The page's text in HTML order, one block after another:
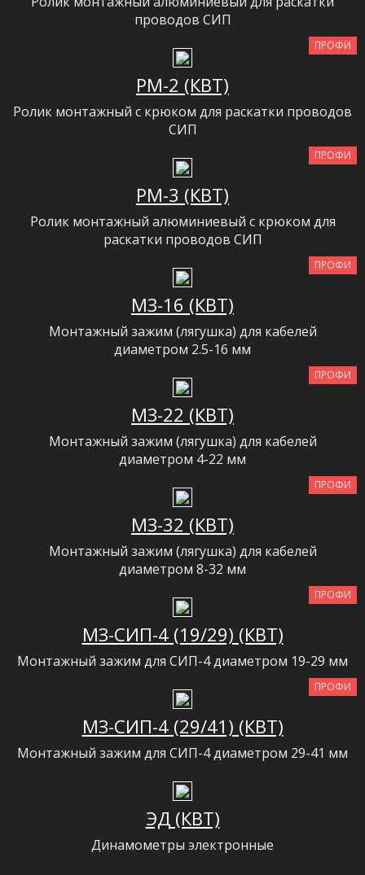
проводов СИП
ПРОФИ
РМ-2 (КВТ)
Ролик монтажный с крюком для раскатки проводов
СИП
ПРОФИ
РМ-3 (КВТ)
Ролик монтажный алюминиевый с крюком для
раскатки проводов СИП
ПРОФИ
МЗ-16 (КВТ)
Монтажный зажим (лягушка) для кабелей
диаметром 2.5-16 мм
ПРОФИ
МЗ-22 (КВТ)
Монтажный зажим (лягушка) для кабелей
диаметром 4-22 мм
ПРОФИ
МЗ-32 (КВТ)
Монтажный зажим (лягушка) для кабелей
диаметром 8-32 мм
ПРОФИ
МЗ-СИП-4 (19/29) (КВТ)
Монтажный зажим для СИП-4 диаметром 19-29 мм
ПРОФИ
МЗ-СИП-4 (29/41) (КВТ)
Монтажный зажим для СИП-4 диаметром 29-41 мм
ЭД (КВТ)
Динамометры электронные